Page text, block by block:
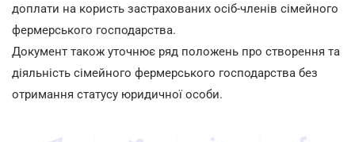
доплати на користь застрахованих осіб-членів сімейного
фермерського господарства.
Документ також уточнює ряд положень про створення та
діяльність сімейного фермерського господарства без
отримання статусу юридичної особи.